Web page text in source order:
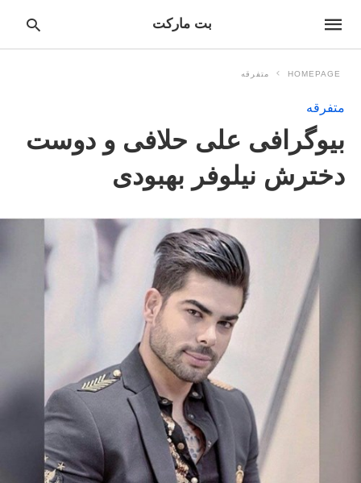
بت مارکت
HOMEPAGE متفرقه
متفرقه
بیوگرافی علی حلافی و دوست
دخترش نیلوفر بهبودی